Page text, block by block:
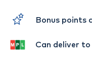
Bonus points
Can deliver